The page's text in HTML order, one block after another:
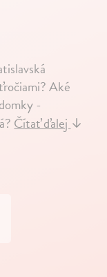
Aké
-
Čítať ďalej ↓